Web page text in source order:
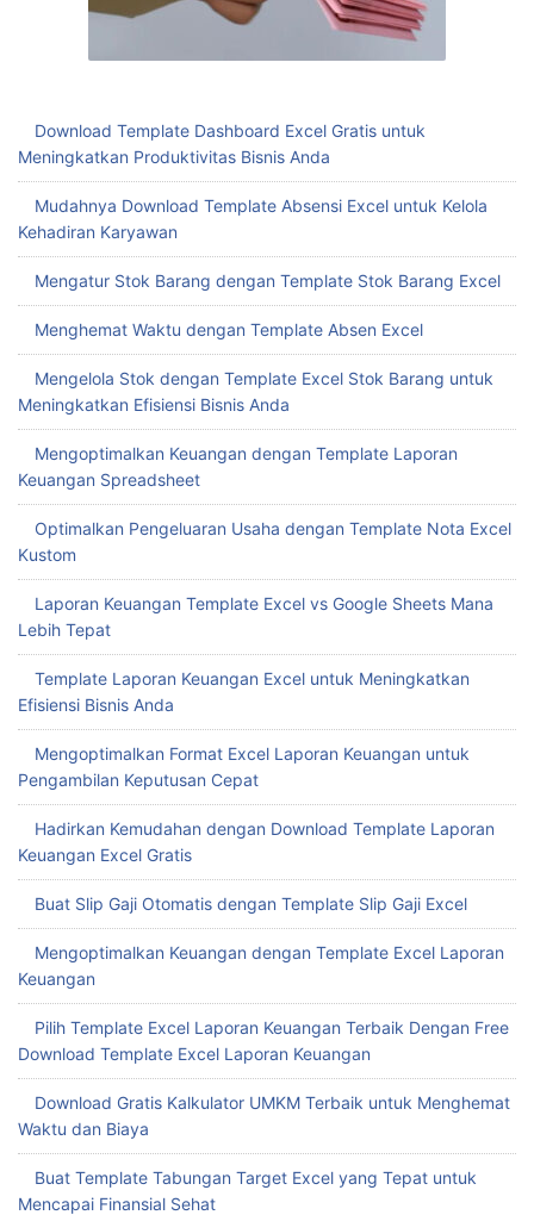
Download Template Dashboard Excel Gratis untuk
Meningkatkan Produktivitas Bisnis Anda
Mudahnya Download Template Absensi Excel untuk Kelola
Kehadiran Karyawan
Mengatur Stok Barang dengan Template Stok Barang Excel
Menghemat Waktu dengan Template Absen Excel
Mengelola Stok dengan Template Excel Stok Barang untuk
Meningkatkan Efisiensi Bisnis Anda
Mengoptimalkan Keuangan dengan Template Laporan
Keuangan Spreadsheet
Optimalkan Pengeluaran Usaha dengan Template Nota Excel
Kustom
Laporan Keuangan Template Excel vs Google Sheets Mana
Lebih Tepat
Template Laporan Keuangan Excel untuk Meningkatkan
Efisiensi Bisnis Anda
Mengoptimalkan Format Excel Laporan Keuangan untuk
Pengambilan Keputusan Cepat
Hadirkan Kemudahan dengan Download Template Laporan
Keuangan Excel Gratis
Buat Slip Gaji Otomatis dengan Template Slip Gaji Excel
Mengoptimalkan Keuangan dengan Template Excel Laporan
Keuangan
Pilih Template Excel Laporan Keuangan Terbaik Dengan Free
Download Template Excel Laporan Keuangan
Download Gratis Kalkulator UMKM Terbaik untuk Menghemat
Waktu dan Biaya
Buat Template Tabungan Target Excel yang Tepat untuk
Mencapai Finansial Sehat